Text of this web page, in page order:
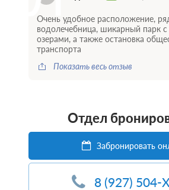
Очень удобное расположение,
водолечебница, шикарный парк
озерами, а также остановка
транспорта
Показать весь отзыв
Отдел
Забронировать
8 (927) 504-